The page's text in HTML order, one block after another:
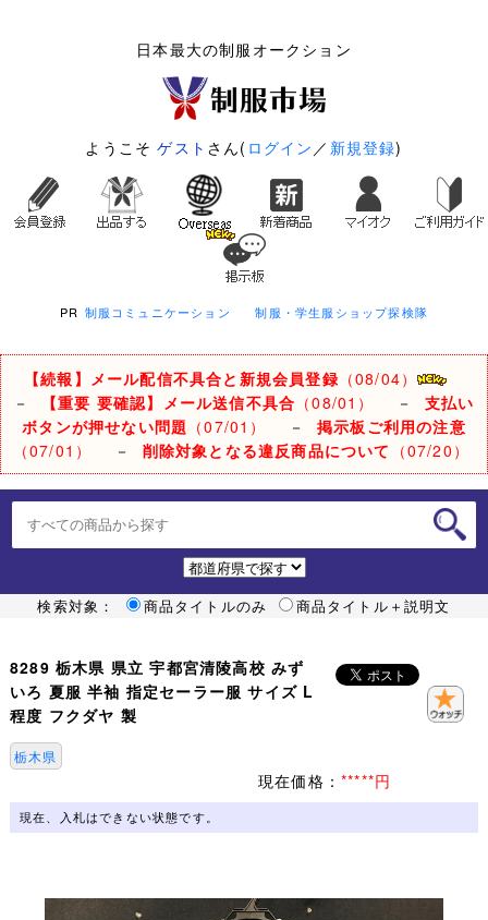
日本最大の制服オークション
ようこそゲスト さん( ログイン ／ 新規登録)
PR 制服コミュニケーション 制服・学生服ショップ探検隊
【続報】メール配信不具合と新規会員登録 （08/04）
－
【重要 要確認】メール送信不具合 （08/01） － 支払い
ボタンが押せない問題 （07/01） － 掲示板ご利用の注意
（07/01）
－ 削除対象となる違反商品について （07/20）
検索対象： 商品タイトルのみ 商品タイトル＋説明文
8289 栃木県 県立 宇都宮清陵高校 みず
いろ 夏服 半袖 指定セーラー服 サイズ L
程度 フクダヤ 製
栃木県
現在価格： *****円
現在、入札はできない状態です。